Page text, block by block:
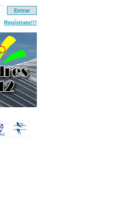
Regístrate!!!